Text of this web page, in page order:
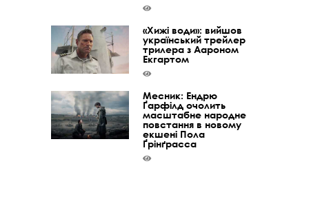
«Хижі води»: вийшов
український трейлер
трилера з Аароном
Екгартом
Месник: Ендрю
Ґарфілд очолить
масштабне народне
повстання в новому
екшені Пола
Ґрінґрасса